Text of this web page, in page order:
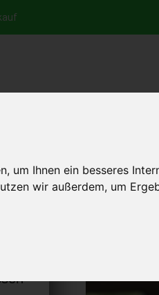
um Ihnen ein besseres
wir außerdem, um
HOME